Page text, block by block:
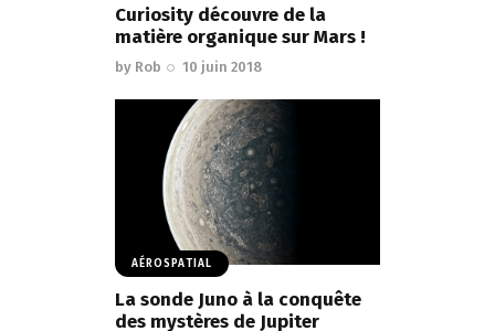
Curiosity découvre de la
matière organique sur Mars !
by Rob 10 juin 2018
AÉROSPATIAL
La sonde Juno à la conquête
des mystères de Jupiter